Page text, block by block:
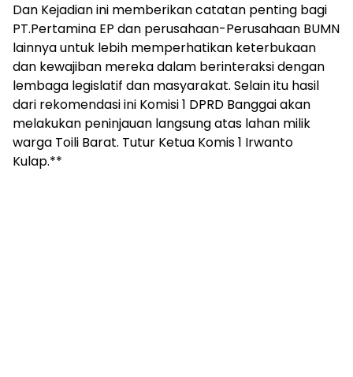
Dan Kejadian ini memberikan catatan penting bagi
PT.Pertamina EP dan perusahaan-Perusahaan BUMN
lainnya untuk lebih memperhatikan keterbukaan
dan kewajiban mereka dalam berinteraksi dengan
lembaga legislatif dan masyarakat. Selain itu hasil
dari rekomendasi ini Komisi 1 DPRD Banggai akan
melakukan peninjauan langsung atas lahan milik
warga Toili Barat. Tutur Ketua Komis 1 Irwanto
Kulap.**